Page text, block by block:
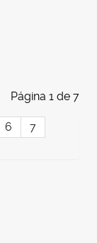
Página 1 de 7
6
7